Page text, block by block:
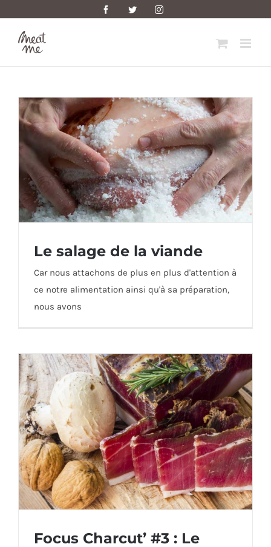
content
FacebookTwitter Instagram
Le salage de la viande
Car nous attachons de plus en plus d'attention à
ce notre alimentation ainsi qu'à sa préparation,
nous avons
Focus Charcut’ #3 : Le